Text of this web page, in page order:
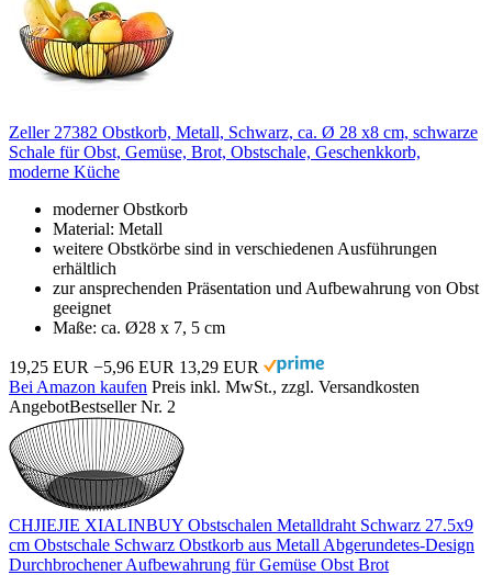
Zeller 27382 Obstkorb, Metall, Schwarz, ca. Ø 28 x8 cm, schwarze
Schale für Obst, Gemüse, Brot, Obstschale, Geschenkkorb,
moderne Küche
moderner Obstkorb
Material: Metall
weitere Obstkörbe sind in verschiedenen Ausführungen
erhältlich
zur ansprechenden Präsentation und Aufbewahrung von Obst
geeignet
Maße: ca. Ø28 x 7, 5 cm
19,25 EUR −5,96 EUR 13,29 EUR
Bei Amazon kaufen Preis inkl. MwSt., zzgl. Versandkosten
AngebotBestseller Nr. 2
CHJIEJIE XIALINBUY Obstschalen Metalldraht Schwarz 27.5x9
cm Obstschale Schwarz Obstkorb aus Metall Abgerundetes-Design
Durchbrochener Aufbewahrung für Gemüse Obst Brot